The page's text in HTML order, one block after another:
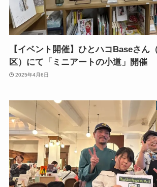
【イベント開催】ひとハコBaseさん
区）にて「ミニアートの小道」開催
2025年4月6日